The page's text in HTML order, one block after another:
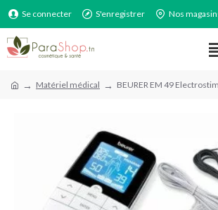
Se connecter S'enregistrer Nos
Matériel médical BEURER EM 49